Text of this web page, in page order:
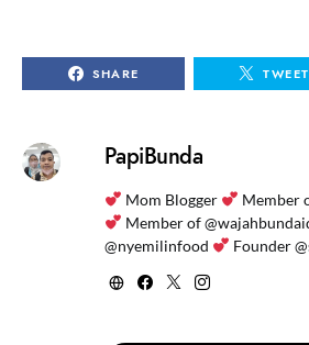
SHARE TWEET
PapiBunda
Mom Blogger
Member
Member of
@nyemilinfood
Founder